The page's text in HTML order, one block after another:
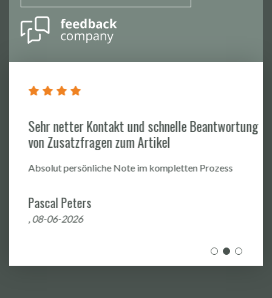
Sehr netter Kontakt und schnelle Beantwortung
von Zusatzfragen zum Artikel
Absolut persönliche Note im kompletten Prozess
Pascal Peters
, 08-06-2026